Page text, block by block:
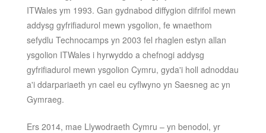
ITWales ym 1993. Gan gydnabod diffygion difrifol mewn
addysg gyfrifiadurol mewn ysgolion, fe wnaethom
sefydlu Technocamps yn 2003 fel rhaglen estyn allan
ysgolion ITWales i hyrwyddo a chefnogi addysg
gyfrifiadurol mewn ysgolion Cymru, gyda'i holl adnoddau
a'i ddarpariaeth yn cael eu cyflwyno yn Saesneg ac yn
Gymraeg.
Ers 2014, mae Llywodraeth Cymru – yn benodol, yr